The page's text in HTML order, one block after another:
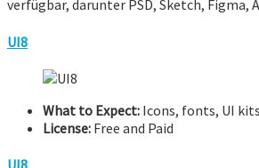
verfügbar, darunter PSD, Sketch, Figma,
UI8
What to Expect: Icons, fonts, UI
License: Free and Paid